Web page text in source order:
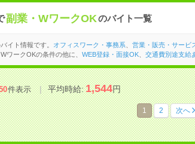
副業・WワークOKのバイト一覧
イト情報です。 オフィスワーク・事務系 営業・販売・サービ
ワークOKの条件の他に、 WEB登録・面接OK、 交通費別途支給
件表示 平均時給:1,544円
1 2 次へ